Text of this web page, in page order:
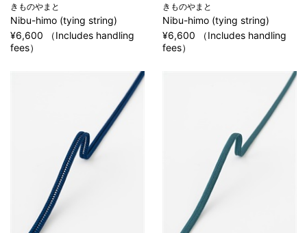
きものやまと
Nibu-himo (tying string)
¥6,600 （Includes handling
fees）
きものやまと
Nibu-himo (tying string)
¥6,600 （Includes handling
fees）